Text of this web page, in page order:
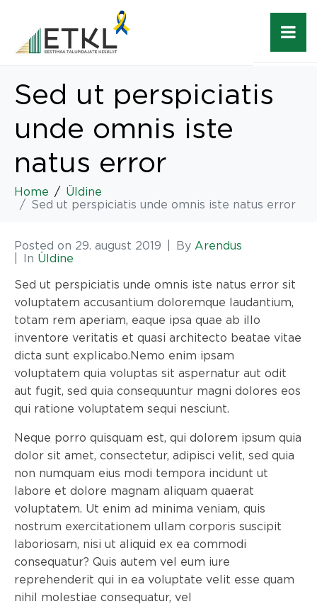
Sed ut perspiciatis
unde omnis iste
natus error
Home
Üldine
Sed ut perspiciatis unde omnis iste natus error
Posted on 29. august 2019 By Arendus
In Üldine
Sed ut perspiciatis unde omnis iste natus error sit
voluptatem accusantium doloremque laudantium,
totam rem aperiam, eaque ipsa quae ab illo
inventore veritatis et quasi architecto beatae vitae
dicta sunt explicabo.Nemo enim ipsam
voluptatem quia voluptas sit aspernatur aut odit
aut fugit, sed quia consequuntur magni dolores eos
qui ratione voluptatem sequi nesciunt.
Neque porro quisquam est, qui dolorem ipsum quia
dolor sit amet, consectetur, adipisci velit, sed quia
non numquam eius modi tempora incidunt ut
labore et dolore magnam aliquam quaerat
voluptatem. Ut enim ad minima veniam, quis
nostrum exercitationem ullam corporis suscipit
laboriosam, nisi ut aliquid ex ea commodi
consequatur? Quis autem vel eum iure
reprehenderit qui in ea voluptate velit esse quam
nihil molestiae consequatur, vel